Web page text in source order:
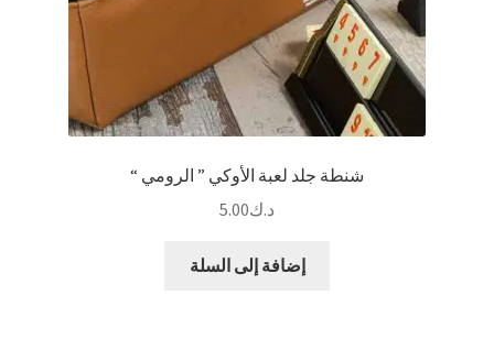
شنطة جلد لعبة الأوكي ” الرومي “
د.ك5.00
إضافة إلى السلة